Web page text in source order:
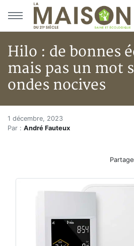
Aller au menu principal
Aller au contenu principal
Hilo : de bonnes
mais pas un mot
ondes nocives
Accueil
Articles
Hilo : de bonnes économies
Hilo : de bonnes
1 décembre, 2023
Par : André Fauteux